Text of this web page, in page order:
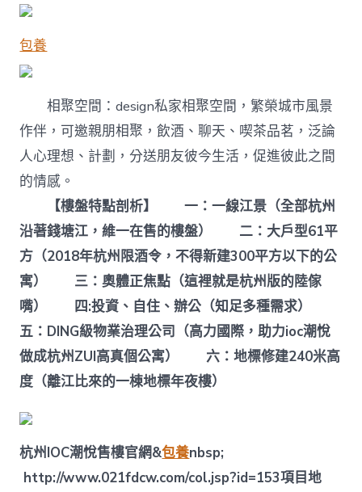
包養
相聚空間：design私家相聚空間，繁榮城市風景
作伴，可邀親朋相聚，飲酒、聊天、喫茶品茗，泛論
人心理想、計劃，分送朋友彼今生活，促進彼此之間
的情感。
【樓盤特點剖析】
一：一線江景（全部杭州
沿著錢塘江，維一在售的樓盤）
二：大戶型61平
方（2018年杭州限酒令，不得新建300平方以下的公
寓）
三：奧體正焦點（這裡就是杭州版的陸傢
嘴）
四:投資、自住、辦公（知足多種需求）
五：DING級物業治理公司（高力國際，助力ioc潮悅
做成杭州ZUI高真個公寓）
六：地標修建240米高
度（離江比來的一棟地標年夜樓）
杭州IOC潮悅售樓官網&包養nbsp;
http://www.021fdcw.com/col.jsp?id=153項目地